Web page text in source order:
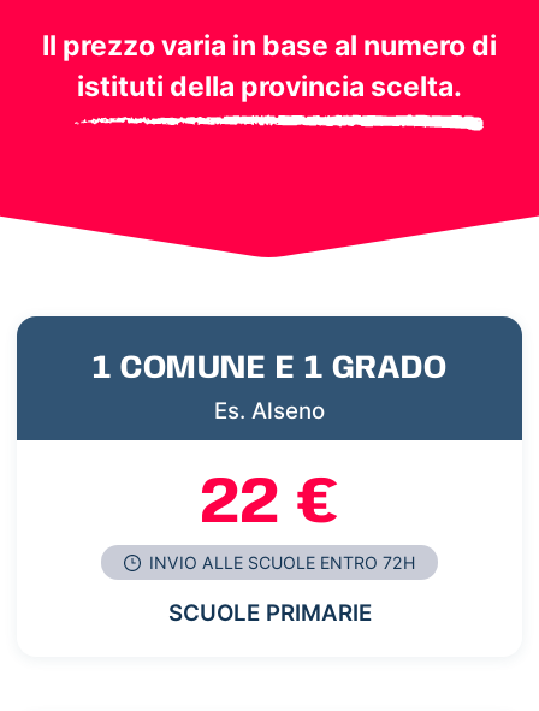
Il prezzo varia in base al numero di
istituti della provincia scelta.
1 COMUNE E 1 GRADO
Es. Alseno
22 €
INVIO ALLE SCUOLE ENTRO 72H
SCUOLE PRIMARIE